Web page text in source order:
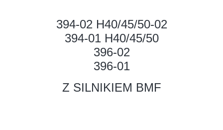
394-02 H40/45/50-02
394-01 H40/45/50
396-02
396-01
Z SILNIKIEM BMF